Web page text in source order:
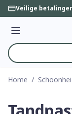
Ga naar de inhoud
Veilige
Menu
Product, merk,
Home /